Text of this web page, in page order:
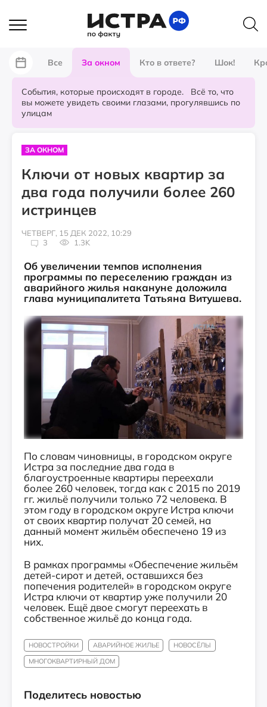
Все За окном Кто в ответе? Шок!
События, которые происходят в городе. Всё то, что
вы можете увидеть своими глазами, прогулявшись по
улицам
ЗА ОКНОМ
Ключи от новых квартир за
два года получили более 260
истринцев
ЧЕТВЕРГ, 15 ДЕК 2022, 10:29
3
1.3K
Об увеличении темпов исполнения
программы по переселению граждан из
аварийного жилья накануне доложила
глава муниципалитета Татьяна Витушева.
По словам чиновницы, в городском округе
Истра за последние два года в
благоустроенные квартиры переехали
более 260 человек, тогда как с 2015 по 2019
гг. жильё получили только 72 человека. В
этом году в городском округе Истра ключи
от своих квартир получат 20 семей, на
данный момент жильём обеспечено 19 из
них.
В рамках программы «Обеспечение жильём
детей-сирот и детей, оставшихся без
попечения родителей» в городском округе
Истра ключи от квартир уже получили 20
человек. Ещё двое смогут переехать в
собственное жильё до конца года.
НОВОСТРОЙКИ АВАРИЙНОЕ ЖИЛЬЕ
НОВОСЁЛЫ
МНОГОКВАРТИРНЫЙ ДОМ
Поделитесь новостью